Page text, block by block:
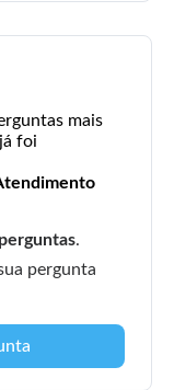
mais
foi
.
pergunta